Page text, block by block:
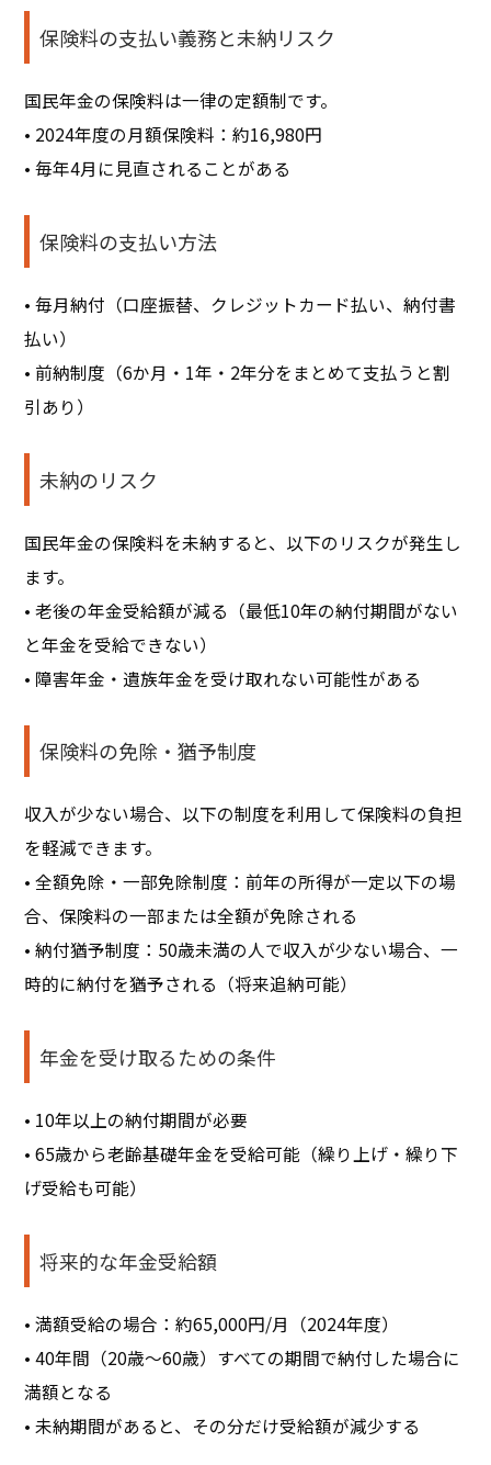
保険料の支払い義務と未納リスク
国民年金の保険料は一律の定額制です。
• 2024年度の月額保険料：約16,980円
• 毎年4月に見直されることがある
保険料の支払い方法
• 毎月納付（口座振替、クレジットカード払い、納付書
払い）
• 前納制度（6か月・1年・2年分をまとめて支払うと割
引あり）
未納のリスク
国民年金の保険料を未納すると、以下のリスクが発生し
ます。
• 老後の年金受給額が減る（最低10年の納付期間がない
と年金を受給できない）
• 障害年金・遺族年金を受け取れない可能性がある
保険料の免除・猶予制度
収入が少ない場合、以下の制度を利用して保険料の負担
を軽減できます。
• 全額免除・一部免除制度：前年の所得が一定以下の場
合、保険料の一部または全額が免除される
• 納付猶予制度：50歳未満の人で収入が少ない場合、一
時的に納付を猶予される（将来追納可能）
年金を受け取るための条件
• 10年以上の納付期間が必要
• 65歳から老齢基礎年金を受給可能（繰り上げ・繰り下
げ受給も可能）
将来的な年金受給額
• 満額受給の場合：約65,000円/月（2024年度）
• 40年間（20歳～60歳）すべての期間で納付した場合に
満額となる
• 未納期間があると、その分だけ受給額が減少する